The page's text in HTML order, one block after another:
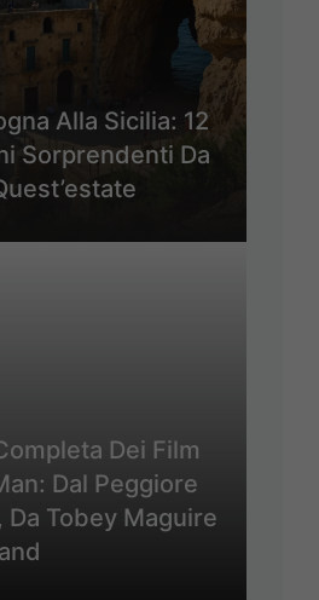
Alla Sicilia: 12
Sorprendenti Da
Dei Film
Dal Peggiore
Tobey Maguire